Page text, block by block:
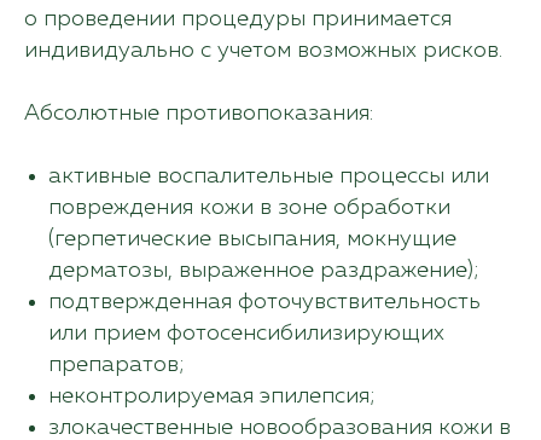
о проведении процедуры принимается
индивидуально с учетом возможных рисков.
Абсолютные противопоказания:
активные воспалительные процессы или
повреждения кожи в зоне обработки
(герпетические высыпания, мокнущие
дерматозы, выраженное раздражение);
подтвержденная фоточувствительность
или прием фотосенсибилизирующих
препаратов;
неконтролируемая эпилепсия;
злокачественные новообразования кожи в
соглашаюсь с условиями
персональных данных